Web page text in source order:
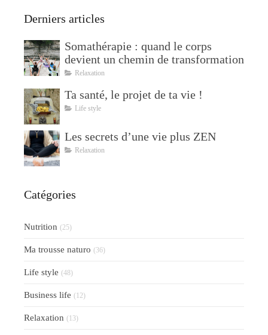
Derniers articles
Somathérapie : quand le corps
devient un chemin de transformation
Relaxation
Ta santé, le projet de ta vie !
Life style
Les secrets d’une vie plus ZEN
Relaxation
Catégories
Nutrition (25)
Ma trousse naturo (36)
Life style (48)
Business life (12)
Relaxation (13)